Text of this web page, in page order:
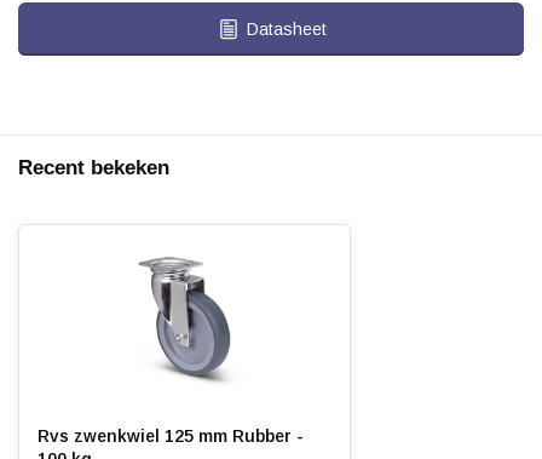
Datasheet
Recent bekeken
Rvs zwenkwiel 125 mm Rubber -